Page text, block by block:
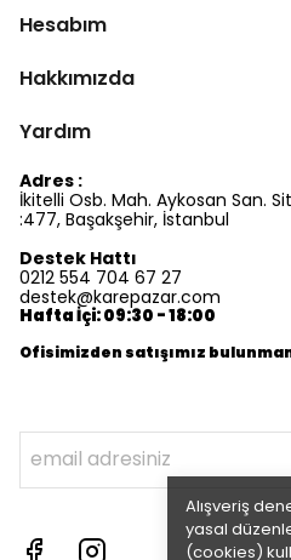
Alışveriş
yasal
(cookies)
Hesabım
Hakkımızda
Yardım
Adres :
İkitelli Osb. Mah. Aykosan San.
:477, Başakşehir, İstanbul
Destek Hattı
0212 554 704 67 27
destek@karepazar.com
Hafta İçi: 09:30 - 18:00
Ofisimizden satışımız